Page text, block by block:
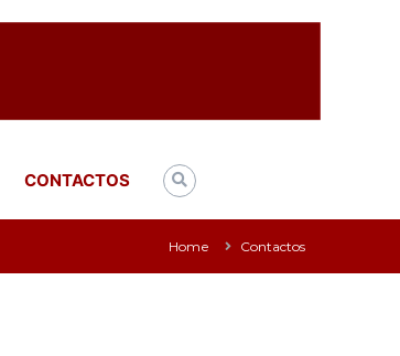
CONTACTOS
Home Contactos